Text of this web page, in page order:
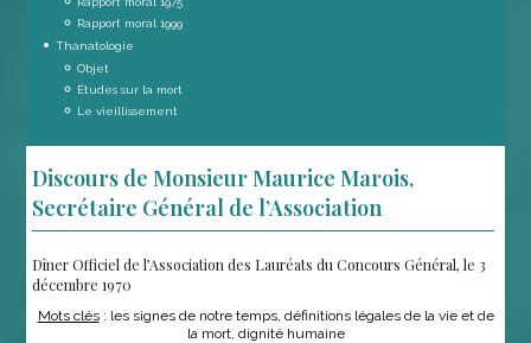
Rapport moral 1999
Thanatologie
Objet
Études sur la mort
Le vieillissement
Discours de Monsieur Maurice Marois,
Secrétaire Général de l’Association
Dîner Officiel de l’Association des Lauréats du Concours Général, le 3
décembre 1970
Mots clés: les signes de notre temps, définitions légales de la vie et de
la mort, dignité humaine